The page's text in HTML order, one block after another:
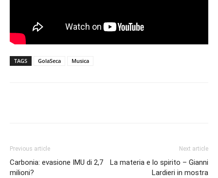
TAGS GolaSeca Musica
Previous article
Carbonia: evasione IMU di 2,7
milioni?
Next article
La materia e lo spirito – Gianni
Lardieri in mostra